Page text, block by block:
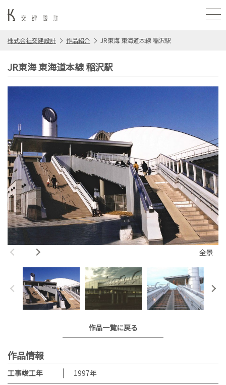
株式会社交建設計 作品紹介 JR東海 東海道本線 稲沢駅
JR東海 東海道本線 稲沢駅
全景
作品一覧に戻る
作品情報
工事竣工年 1997年